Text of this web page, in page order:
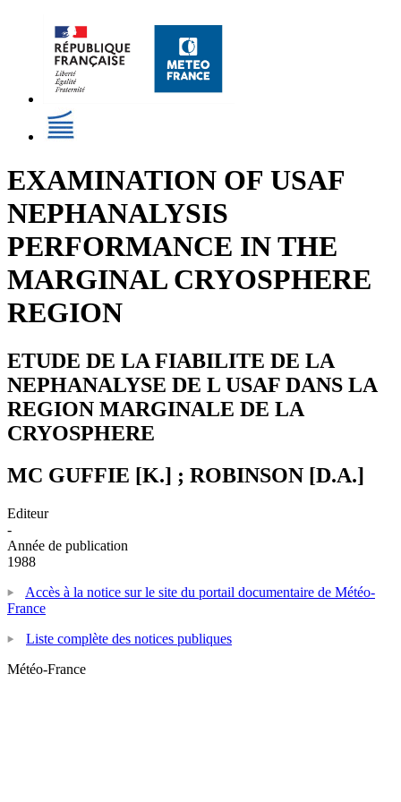
EXAMINATION OF USAF
NEPHANALYSIS
PERFORMANCE IN THE
MARGINAL CRYOSPHERE
REGION
ETUDE DE LA FIABILITE DE LA
NEPHANALYSE DE L USAF DANS LA
REGION MARGINALE DE LA
CRYOSPHERE
MC GUFFIE [K.] ; ROBINSON [D.A.]
Editeur
-
Année de publication
1988
Accès à la notice sur le site du portail documentaire de Météo-
France
Liste complète des notices publiques
Météo-France